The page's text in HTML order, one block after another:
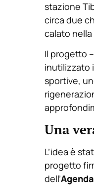
stazione
circa due
calato
Il progetto
inutilizzato
sportive,
Una
L’idea è
progetto
dell’